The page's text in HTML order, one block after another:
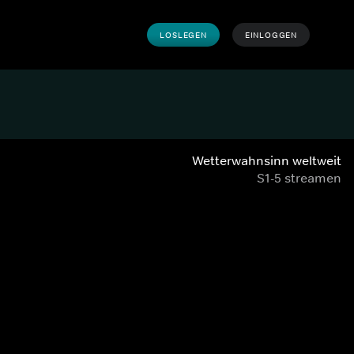
LOSLEGEN EINLOGGEN
Wetterwahnsinn weltweit
S1-5 streamen